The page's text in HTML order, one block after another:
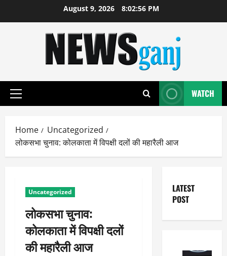
August 9, 2026 8:02:56 PM
Primary
WATCH
Home
Uncategorized
लोकसभा चुनाव: कोलकाता में विपक्षी दलों की महारैली आज
Uncategorized
लोकसभा चुनाव:
कोलकाता में विपक्षी दलों
की महारैली आज
LATEST
POST